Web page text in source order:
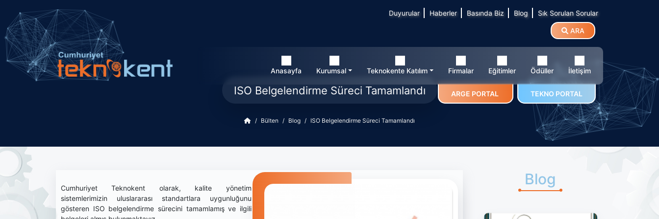
Duyurular Haberler Basında Biz Blog Sık Sorulan Sorular
ARA
Anasayfa Kurumsal Teknokente Katılım Firmalar Eğitimler Ödüller İletişim
ARGE PORTAL TEKNO PORTAL
ISO Belgelendirme Süreci Tamamlandı
Bülten Blog ISO Belgelendirme Süreci Tamamlandı
Cumhuriyet Teknokent olarak, kalite yönetim
sistemlerimizin uluslararası standartlara uygunluğunu
gösteren ISO belgelendirme sürecini tamamlamış ve ilgili
Blog